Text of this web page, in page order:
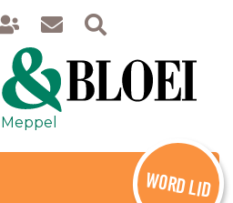
Meppel
WORD LID